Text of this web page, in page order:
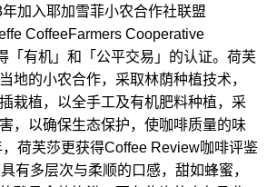
加入耶加雪菲小农合作社联盟
CoffeeFarmers Cooperative
「有机」和「公平交易」的认证。荷芙
地的小农合作，采取林荫种植技术，
栽植，以全手工及有机肥料种植，采
，以确保生态保护，使咖啡质量的味
荷芙莎更获得Coffee Review咖啡评鉴
有多层次与柔顺的口感，甜如蜂蜜，